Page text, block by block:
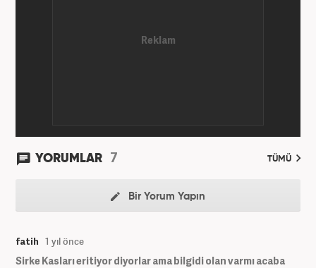
YORUMLAR 7 TÜMÜ
Bir Yorum Yapın
fatih 1 yıl önce
Sirke Kasları eritiyor diyorlar ama bilgidi olan varmı acaba